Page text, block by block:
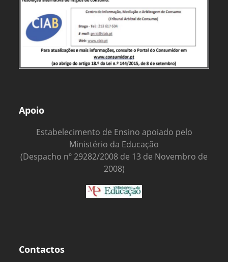
Apoio
Estabelecimento de Ensino apoiado pelo
Ministério da Educação
(Despacho nº 29282/2008 de 13 de Novembro de
2008)
Contactos